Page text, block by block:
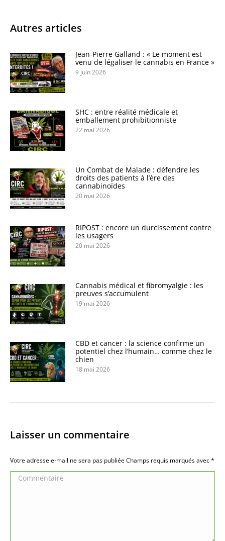
Autres articles
Jean-Pierre Galland : « Le moment est
venu de légaliser le cannabis en France »
9 juin 2026
SHC : entre réalité médicale et
emballement prohibitionniste
22 mai 2026
Un Combat de Malade : défendre les
droits des patients à l’ère des
cannabinoïdes
20 mai 2026
RIPOST : encore un durcissement contre
les usagers
20 mai 2026
Cannabis médical et fibromyalgie : les
preuves s’accumulent
19 mai 2026
CBD et cancer : la science confirme un
potentiel chez l’humain… comme chez le
chien
18 mai 2026
Laisser un commentaire
Votre adresse e-mail ne sera pas publiée Champs requis marqués avec*
Commentaire